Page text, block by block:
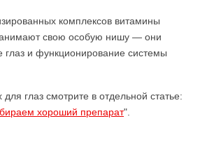
комплексов витамины
свою особую нишу — они
глаз и функционирование системы
глаз смотрите в отдельной статье:
хороший препарат".